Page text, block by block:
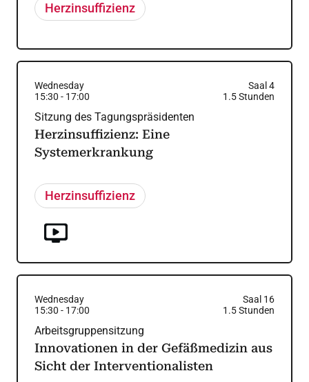
Herzinsuffizienz
Wednesday
Saal 4
15:30 - 17:00 1.5Stunden
Sitzung des Tagungspräsidenten
Herzinsuffizienz: Eine
Systemerkrankung
Herzinsuffizienz
Wednesday
Saal 16
15:30 - 17:00 1.5Stunden
Arbeitsgruppensitzung
Innovationen in der Gefäßmedizin aus
Sicht der Interventionalisten